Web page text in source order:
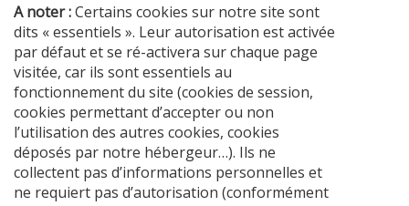
A noter :Certains cookies sur notre site sont
dits « essentiels ». Leur autorisation est activée
par défaut et se ré-activera sur chaque page
visitée, car ils sont essentiels au
fonctionnement du site (cookies de session,
cookies permettant d’accepter ou non
l’utilisation des autres cookies, cookies
déposés par notre hébergeur…). Ils ne
collectent pas d’informations personnelles et
ne requiert pas d’autorisation (conformément